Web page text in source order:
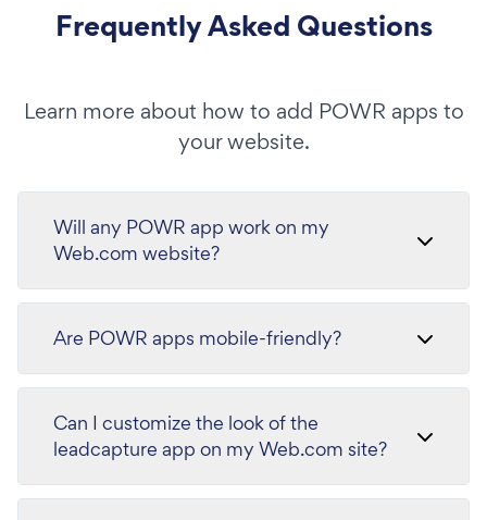
Frequently Asked Questions
Learn more about how to add POWR apps to
your website.
Will any POWR app work on my
Web.com website?
Are POWR apps mobile-friendly?
Can I customize the look of the
leadcapture app on my Web.com site?